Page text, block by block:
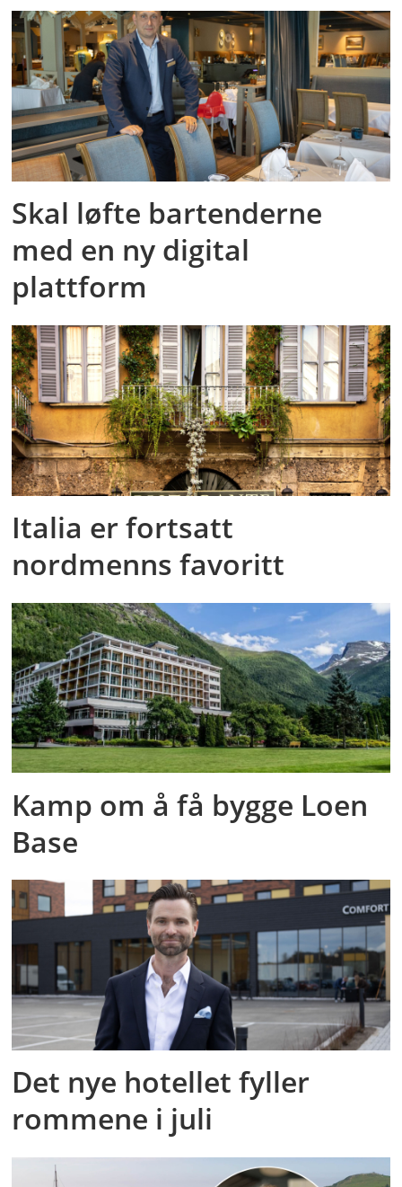
Skal løfte bartenderne
med en ny digital
plattform
Italia er fortsatt
nordmenns favoritt
Kamp om å få bygge Loen
Base
Det nye hotellet fyller
rommene i juli